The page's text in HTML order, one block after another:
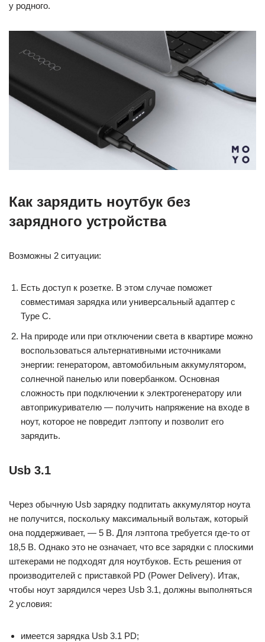
у родного.
Как зарядить ноутбук без
зарядного устройства
Возможны 2 ситуации:
Есть доступ к розетке. В этом случае поможет
совместимая зарядка или универсальный адаптер с
Type C.
На природе или при отключении света в квартире можно
воспользоваться альтернативными источниками
энергии: генератором, автомобильным аккумулятором,
солнечной панелью или повербанком. Основная
сложность при подключении к электрогенератору или
автоприкуривателю — получить напряжение на входе в
ноут, которое не повредит лэптопу и позволит его
зарядить.
Usb 3.1
Через обычную Usb зарядку подпитать аккумулятор ноута
не получится, поскольку максимальный вольтаж, который
она поддерживает, — 5 В. Для лэптопа требуется где-то от
18,5 В. Однако это не означает, что все зарядки с плоскими
штекерами не подходят для ноутбуков. Есть решения от
производителей с приставкой PD (Power Delivery). Итак,
чтобы ноут зарядился через Usb 3.1, должны выполняться
2 условия:
имеется зарядка Usb 3.1 PD;